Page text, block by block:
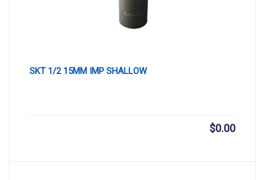
SKT 1/2 15MM IMP SHALLOW
$0.00